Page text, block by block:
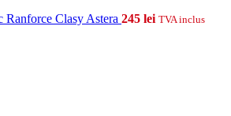
Ranforce Clasy Astera 245 lei TVA inclus